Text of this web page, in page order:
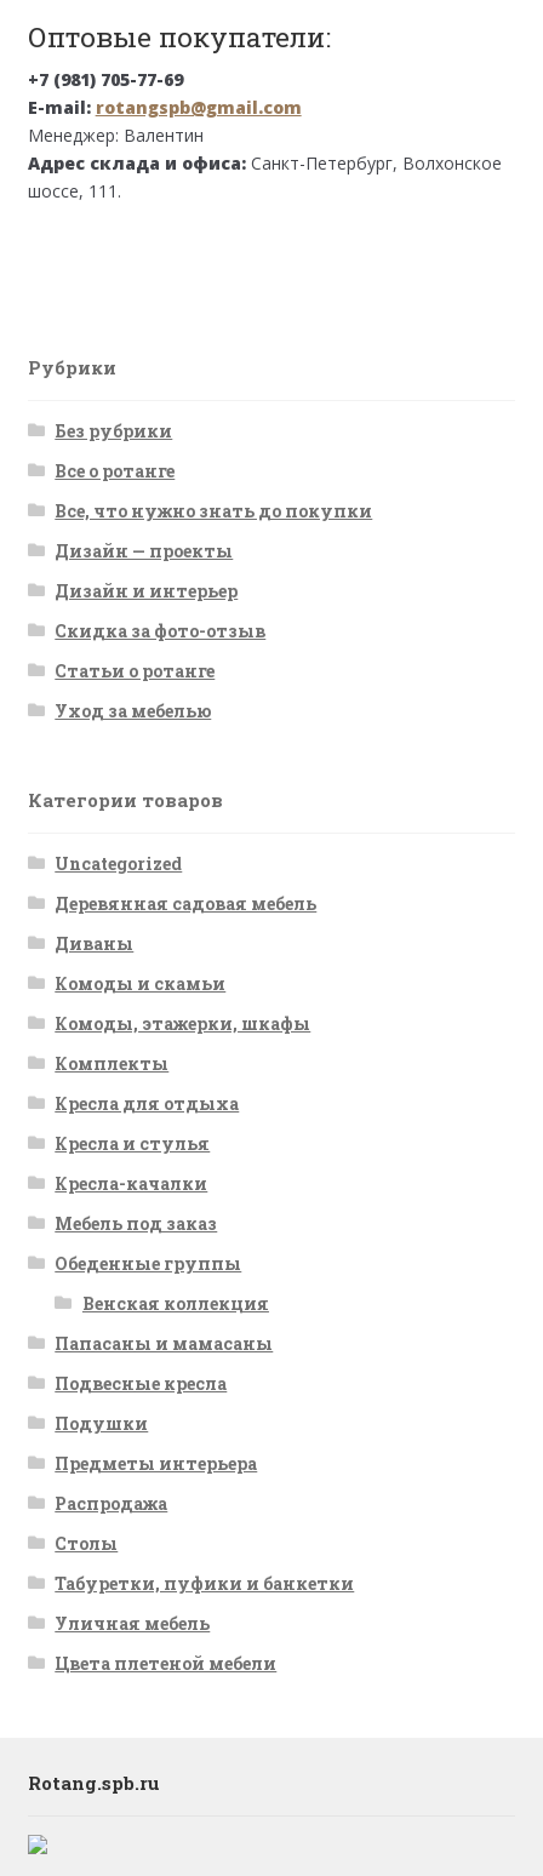
Оптовые покупатели:
+7 (981) 705-77-69
E-mail: rotangspb@gmail.com
Менеджер: Валентин
Адрес склада и офиса:Санкт-Петербург, Волхонское
шоссе, 111.
Рубрики
Без рубрики
Все о ротанге
Все, что нужно знать до покупки
Дизайн — проекты
Дизайн и интерьер
Скидка за фото-отзыв
Статьи о ротанге
Уход за мебелью
Категории товаров
Uncategorized
Деревянная садовая мебель
Диваны
Комоды и скамьи
Комоды, этажерки, шкафы
Комплекты
Кресла для отдыха
Кресла и стулья
Кресла-качалки
Мебель под заказ
Обеденные группы
Венская коллекция
Папасаны и мамасаны
Подвесные кресла
Подушки
Предметы интерьера
Распродажа
Столы
Табуретки, пуфики и банкетки
Уличная мебель
Цвета плетеной мебели
Rotang.spb.ru